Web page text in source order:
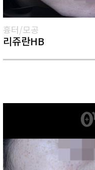
흉터/모공
리쥬란HB